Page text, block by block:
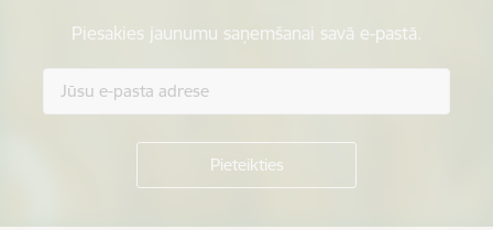
Piesakies jaunumu saņemšanai savā e-pastā.